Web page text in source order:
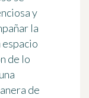
y
la
de lo
de